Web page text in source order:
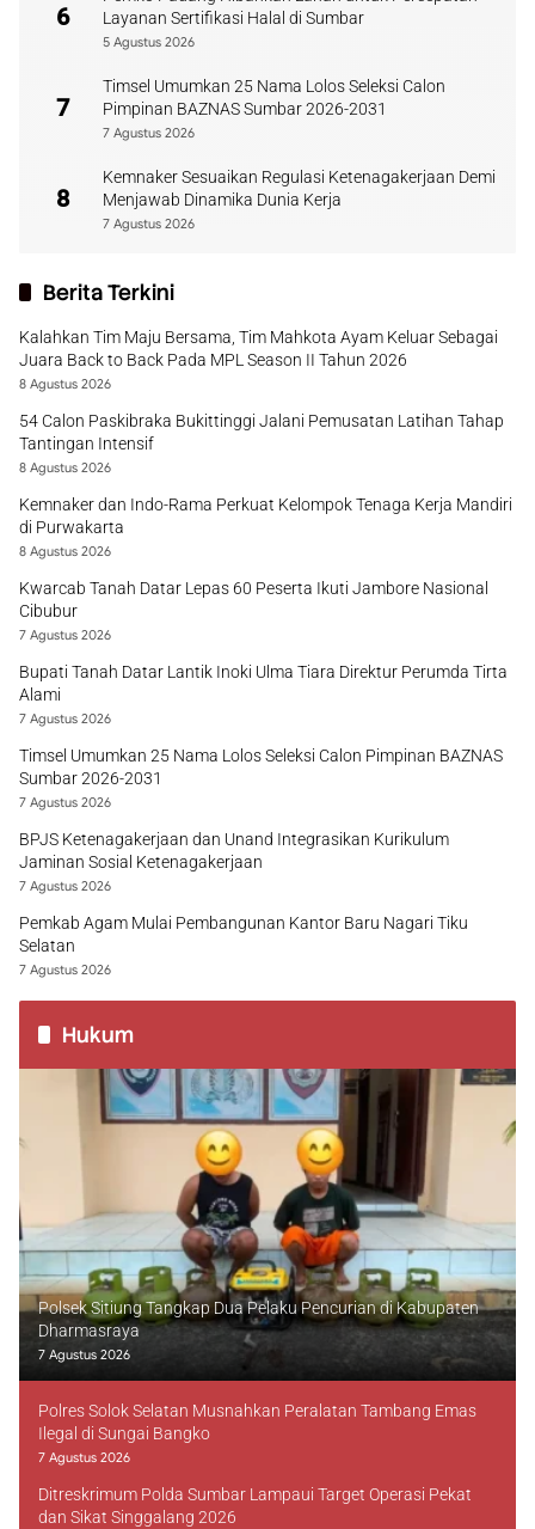
6
Layanan Sertifikasi Halal di Sumbar
5 Agustus 2026
7
Timsel Umumkan 25 Nama Lolos Seleksi Calon
Pimpinan BAZNAS Sumbar 2026-2031
7 Agustus 2026
8
Kemnaker Sesuaikan Regulasi Ketenagakerjaan Demi
Menjawab Dinamika Dunia Kerja
7 Agustus 2026
Berita Terkini
Kalahkan Tim Maju Bersama, Tim Mahkota Ayam Keluar Sebagai
Juara Back to Back Pada MPL Season II Tahun 2026
8 Agustus 2026
54 Calon Paskibraka Bukittinggi Jalani Pemusatan Latihan Tahap
Tantingan Intensif
8 Agustus 2026
Kemnaker dan Indo-Rama Perkuat Kelompok Tenaga Kerja Mandiri
di Purwakarta
8 Agustus 2026
Kwarcab Tanah Datar Lepas 60 Peserta Ikuti Jambore Nasional
Cibubur
7 Agustus 2026
Bupati Tanah Datar Lantik Inoki Ulma Tiara Direktur Perumda Tirta
Alami
7 Agustus 2026
Timsel Umumkan 25 Nama Lolos Seleksi Calon Pimpinan BAZNAS
Sumbar 2026-2031
7 Agustus 2026
BPJS Ketenagakerjaan dan Unand Integrasikan Kurikulum
Jaminan Sosial Ketenagakerjaan
7 Agustus 2026
Pemkab Agam Mulai Pembangunan Kantor Baru Nagari Tiku
Selatan
7 Agustus 2026
Hukum
Polsek Sitiung Tangkap Dua Pelaku Pencurian di Kabupaten
Dharmasraya
7 Agustus 2026
Polres Solok Selatan Musnahkan Peralatan Tambang Emas
Ilegal di Sungai Bangko
7 Agustus 2026
Ditreskrimum Polda Sumbar Lampaui Target Operasi Pekat
dan Sikat Singgalang 2026